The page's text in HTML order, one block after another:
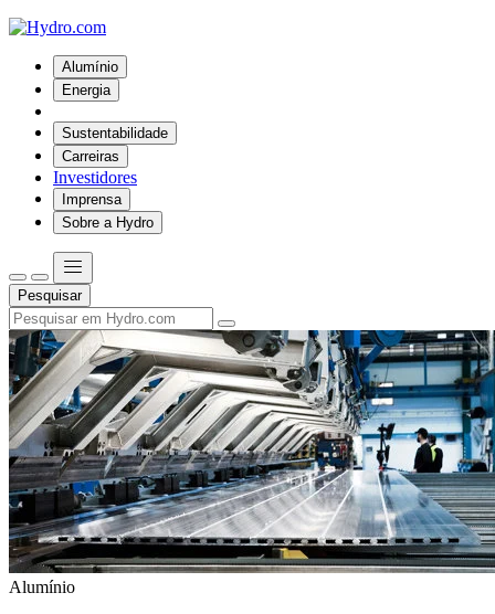
Alumínio
Energia
Sustentabilidade
Carreiras
Investidores
Imprensa
Sobre a Hydro
Pesquisar
Alumínio